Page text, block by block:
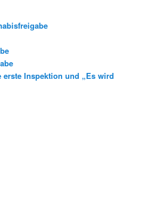
erste Inspektion und „Es wird